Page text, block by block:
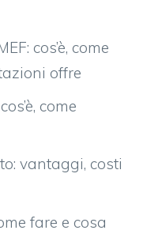
cos’è, come
offre
come
vantaggi, costi
fare e cosa